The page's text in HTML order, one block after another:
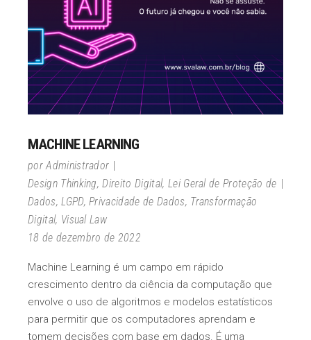
MACHINE LEARNING
porAdministrador
Design Thinking,Direito Digital, Lei Geral de Proteção de
Dados,LGPD,Privacidade de Dados, Transformação
Digital, Visual Law
18 de dezembro de 2022
Machine Learning é um campo em rápido
crescimento dentro da ciência da computação que
envolve o uso de algoritmos e modelos estatísticos
para permitir que os computadores aprendam e
tomem decisões com base em dados. É uma